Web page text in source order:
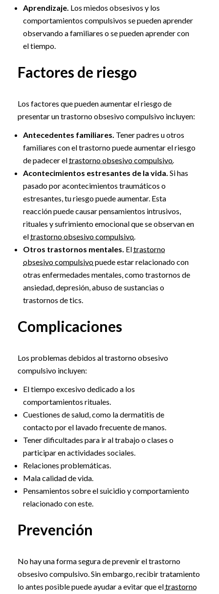
Aprendizaje. Los miedos obsesivos y los
comportamientos compulsivos se pueden aprender
observando a familiares o se pueden aprender con
el tiempo.
Factores de riesgo
Los factores que pueden aumentar el riesgo de
presentar un trastorno obsesivo compulsivo incluyen:
Antecedentes familiares. Tener padres u otros
familiares con el trastorno puede aumentar el riesgo
de padecer eltrastorno obsesivo compulsivo.
Acontecimientos estresantes de la vida. Si has
pasado por acontecimientos traumáticos o
estresantes, tu riesgo puede aumentar. Esta
reacción puede causar pensamientos intrusivos,
rituales y sufrimiento emocional que se observan en
eltrastorno obsesivo compulsivo.
Otros trastornos mentales. Eltrastorno
obsesivo compulsivopuede estar relacionado con
otras enfermedades mentales, como trastornos de
ansiedad, depresión, abuso de sustancias o
trastornos de tics.
Complicaciones
Los problemas debidos al trastorno obsesivo
compulsivo incluyen:
El tiempo excesivo dedicado a los
comportamientos rituales.
Cuestiones de salud, como la dermatitis de
contacto por el lavado frecuente de manos.
Tener dificultades para ir al trabajo o clases o
participar en actividades sociales.
Relaciones problemáticas.
Mala calidad de vida.
Pensamientos sobre el suicidio y comportamiento
relacionado con este.
Prevención
No hay una forma segura de prevenir el trastorno
obsesivo compulsivo. Sin embargo, recibir tratamiento
lo antes posible puede ayudar a evitar que eltrastorno